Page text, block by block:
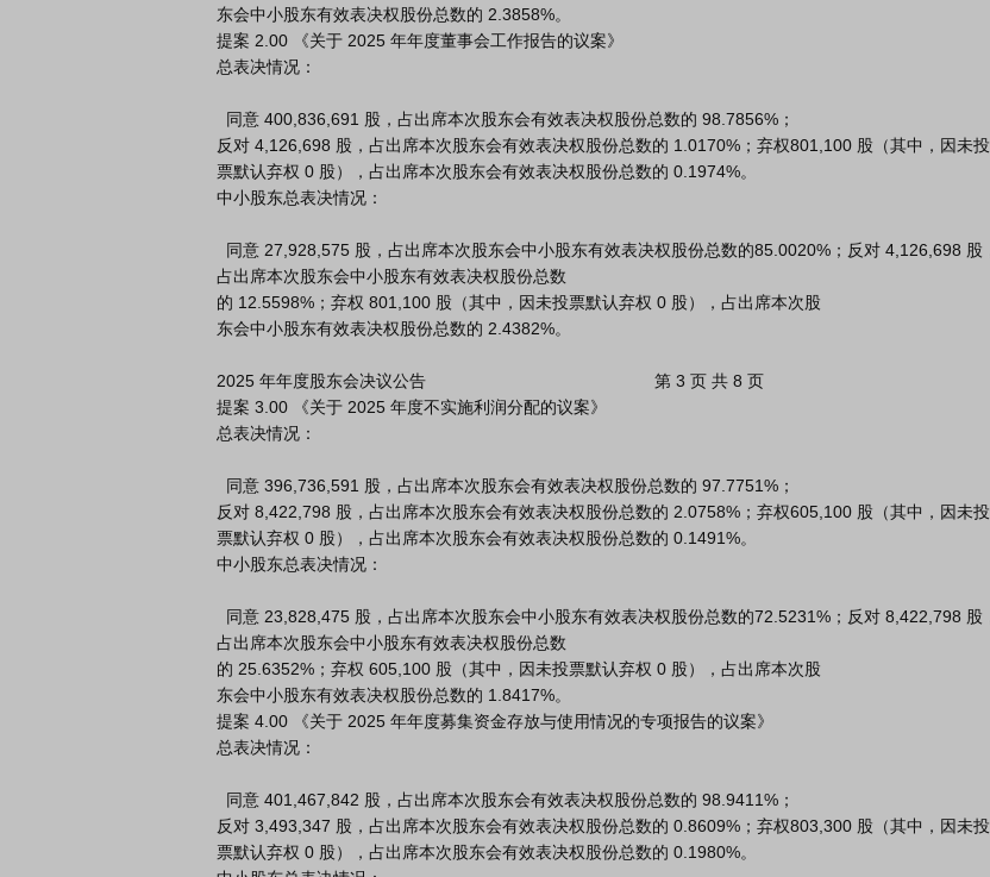
东会中小股东有效表决权股份总数的 2.3858%。
提案 2.00 《关于 2025 年年度董事会工作报告的议案》
总表决情况：
反对 4,126,698 股，占出席本次股东会有效表决权股份总数的 1.0170%；弃权801,100 股（其中，因未投
票默认弃权 0 股），占出席本次股东会有效表决权股份总数的 0.1974%。
中小股东总表决情况：
占出席本次股东会中小股东有效表决权股份总数
的 12.5598%；弃权 801,100 股（其中，因未投票默认弃权 0 股），占出席本次股
东会中小股东有效表决权股份总数的 2.4382%。
2025 年年度股东会决议公告                                                第 3 页 共 8 页
提案 3.00 《关于 2025 年度不实施利润分配的议案》
总表决情况：
反对 8,422,798 股，占出席本次股东会有效表决权股份总数的 2.0758%；弃权605,100 股（其中，因未投
票默认弃权 0 股），占出席本次股东会有效表决权股份总数的 0.1491%。
中小股东总表决情况：
占出席本次股东会中小股东有效表决权股份总数
的 25.6352%；弃权 605,100 股（其中，因未投票默认弃权 0 股），占出席本次股
东会中小股东有效表决权股份总数的 1.8417%。
提案 4.00 《关于 2025 年年度募集资金存放与使用情况的专项报告的议案》
总表决情况：
反对 3,493,347 股，占出席本次股东会有效表决权股份总数的 0.8609%；弃权803,300 股（其中，因未投
票默认弃权 0 股），占出席本次股东会有效表决权股份总数的 0.1980%。